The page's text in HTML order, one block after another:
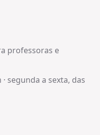
professoras e
· segunda a sexta, das